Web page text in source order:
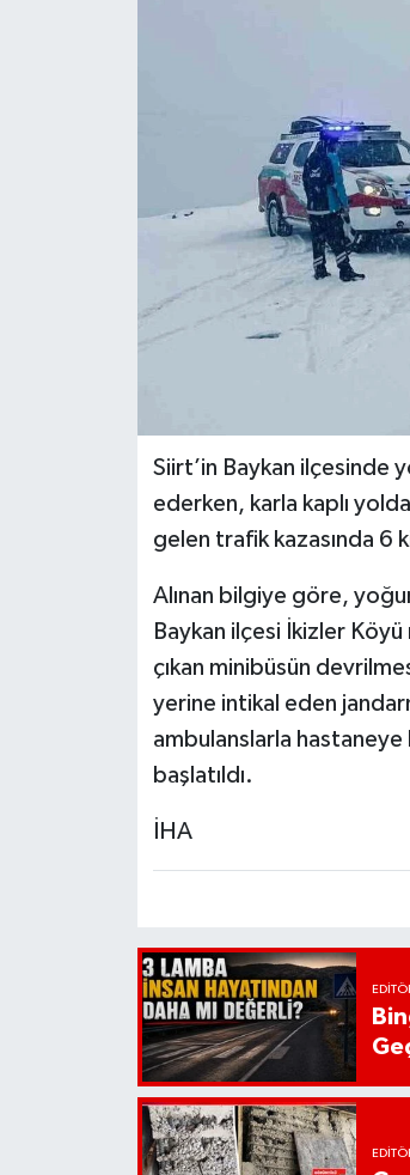
Siirt’in Baykan ilçesinde
ederken, karla kaplı
gelen trafik kazasında 6
Alınan bilgiye göre,
Baykan ilçesi İkizler
çıkan minibüsün
yerine intikal eden
ambulanslarla hastaneye
başlatıldı.
İHA
YAYLADERE